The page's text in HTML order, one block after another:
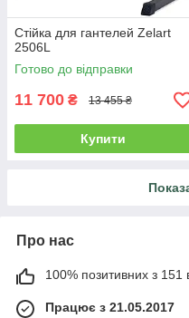
Стійка для гантелей Zelart
2506L
Готово до відправки
11 700 ₴ 13 455 ₴
Купити
Про нас
100% позитивних з 151
Працює з 21.05.2017